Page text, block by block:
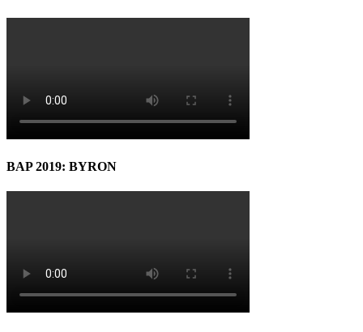
BAP 2019: BYRON